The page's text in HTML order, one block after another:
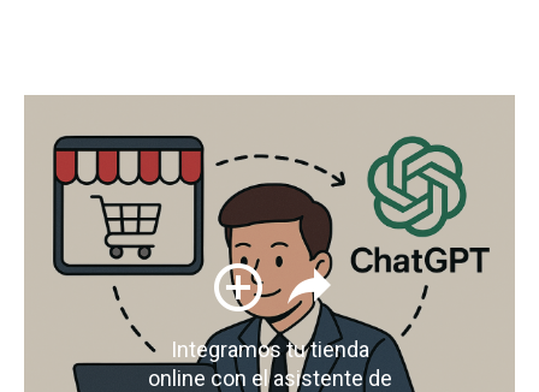
Integramos tu tienda
online con el asistente de